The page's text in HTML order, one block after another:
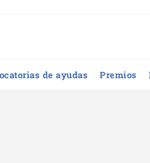
de ayudas Premios